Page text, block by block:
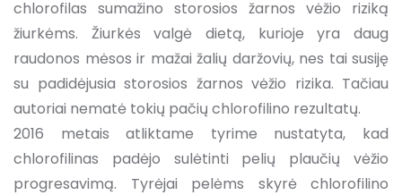
chlorofilas sumažino storosios žarnos vėžio riziką
žiurkėms. Žiurkės valgė dietą, kurioje yra daug
raudonos mėsos ir mažai žalių daržovių, nes tai susiję
su padidėjusia storosios žarnos vėžio rizika. Tačiau
autoriai nematė tokių pačių chlorofilino rezultatų.
2016 metais atliktame tyrime nustatyta, kad
chlorofilinas padėjo sulėtinti pelių plaučių vėžio
progresavimą. Tyrėjai pelėms skyrė chlorofilino